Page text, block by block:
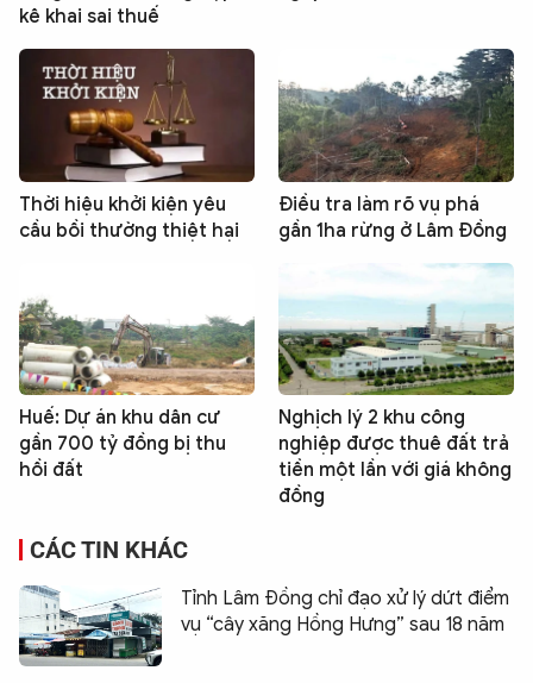
kê khai sai thuế
Thời hiệu khởi kiện yêu
cầu bồi thường thiệt hại
Điều tra làm rõ vụ phá
gần 1ha rừng ở Lâm Đồng
Huế: Dự án khu dân cư
gần 700 tỷ đồng bị thu
hồi đất
Nghịch lý 2 khu công
nghiệp được thuê đất trả
tiền một lần với giá không
đồng
CÁC TIN KHÁC
Tỉnh Lâm Đồng chỉ đạo xử lý dứt điểm
vụ “cây xăng Hồng Hưng” sau 18 năm